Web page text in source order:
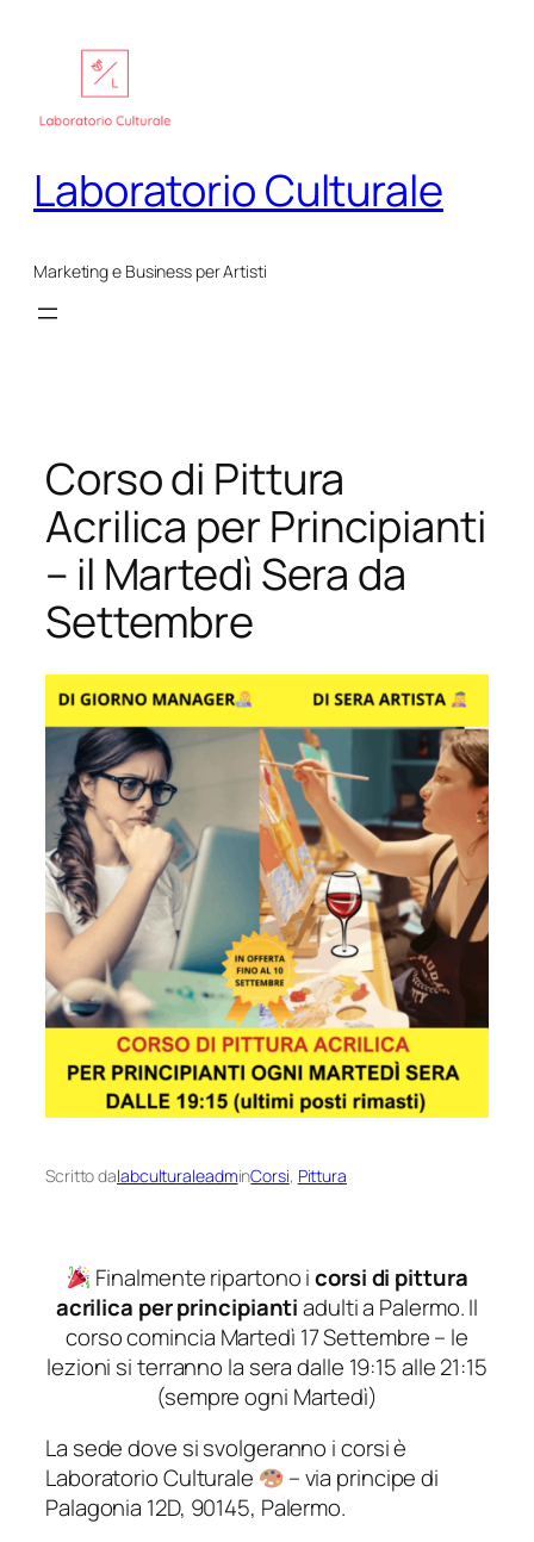
contenuto
Laboratorio Culturale
Marketing e Business per Artisti
Corso di Pittura
Acrilica per Principianti
– il Martedì Sera da
Settembre
Scritto dalabculturaleadminCorsi, Pittura
Finalmente ripartono icorsi di pittura
acrilica per principiantiadulti a Palermo. Il
corso comincia Martedì 17 Settembre – le
lezioni si terranno la sera dalle 19:15 alle 21:15
(sempre ogni Martedì)
La sede dove si svolgeranno i corsi è
Laboratorio Culturale
– via principe di
Palagonia 12D, 90145, Palermo.